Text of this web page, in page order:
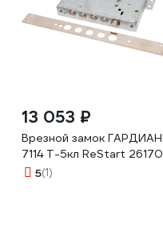
13 053 ₽
Врезной замок ГАРДИАН
7114 Т-5кл ReStart 26170
5(1)